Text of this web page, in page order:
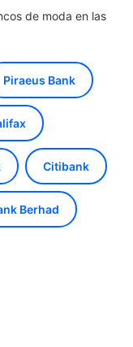
de moda en las
Piraeus Bank
Citibank
Berhad